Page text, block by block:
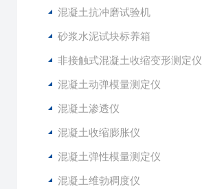
混凝土抗冲磨试验机
砂浆水泥试块标养箱
非接触式混凝土收缩变形测定仪
混凝土动弹模量测定仪
混凝土渗透仪
混凝土收缩膨胀仪
混凝土弹性模量测定仪
混凝土维勃稠度仪